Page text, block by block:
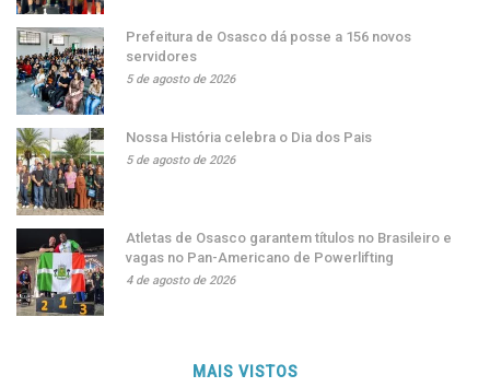
Prefeitura de Osasco dá posse a 156 novos
servidores
5 de agosto de 2026
Nossa História celebra o Dia dos Pais
5 de agosto de 2026
Atletas de Osasco garantem títulos no Brasileiro e
vagas no Pan-Americano de Powerlifting
4 de agosto de 2026
MAIS VISTOS